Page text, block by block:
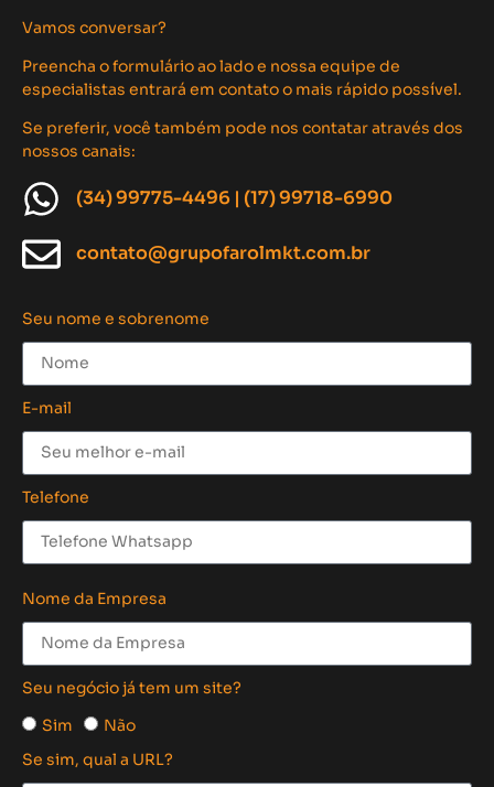
Vamos conversar?
Preencha o formulário ao lado e nossa equipe de
especialistas entrará em contato o mais rápido possível.
Se preferir, você também pode nos contatar através dos
nossos canais:
(34) 99775-4496 | (17) 99718-6990
contato@grupofarolmkt.com.br
Seu nome e sobrenome
E-mail
Telefone
Nome da Empresa
Seu negócio já tem um site?
Sim
Não
Se sim, qual a URL?